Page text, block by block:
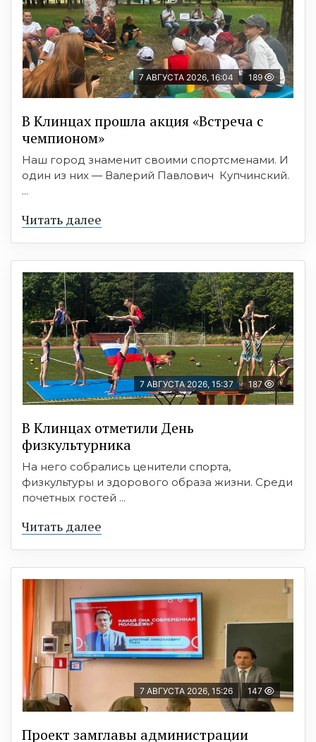
7 АВГУСТА 2026, 16:04 189
В Клинцах прошла акция «Встреча с
чемпионом»
Наш город знаменит своими спортсменами. И
один из них — Валерий Павлович Купчинский.
...
Читать далее
7 АВГУСТА 2026, 15:37 187
В Клинцах отметили День
физкультурника
На него собрались ценители спорта,
физкультуры и здорового образа жизни. Среди
почетных гостей ...
Читать далее
7 АВГУСТА 2026, 15:26 147
Проект замглавы администрации